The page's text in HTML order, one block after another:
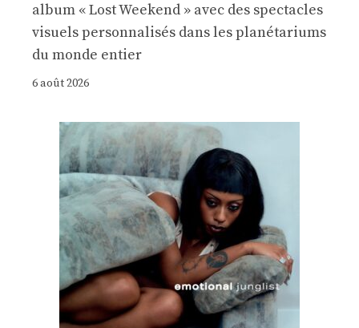
album « Lost Weekend » avec des spectacles
visuels personnalisés dans les planétariums
du monde entier
6 août 2026